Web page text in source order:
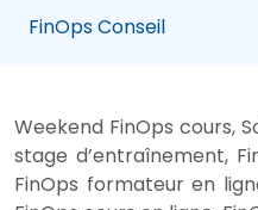
FinOps Conseil
Weekend FinOps cours,
stage d’entraînement,
FinOps formateur en